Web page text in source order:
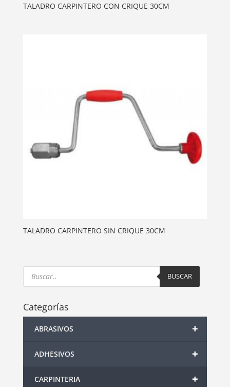
TALADRO CARPINTERO CON CRIQUE 30CM
TALADRO CARPINTERO SIN CRIQUE 30CM
Products
search BUSCAR
Categorías
+
ABRASIVOS
+
ADHESIVOS
+
CARPINTERIA